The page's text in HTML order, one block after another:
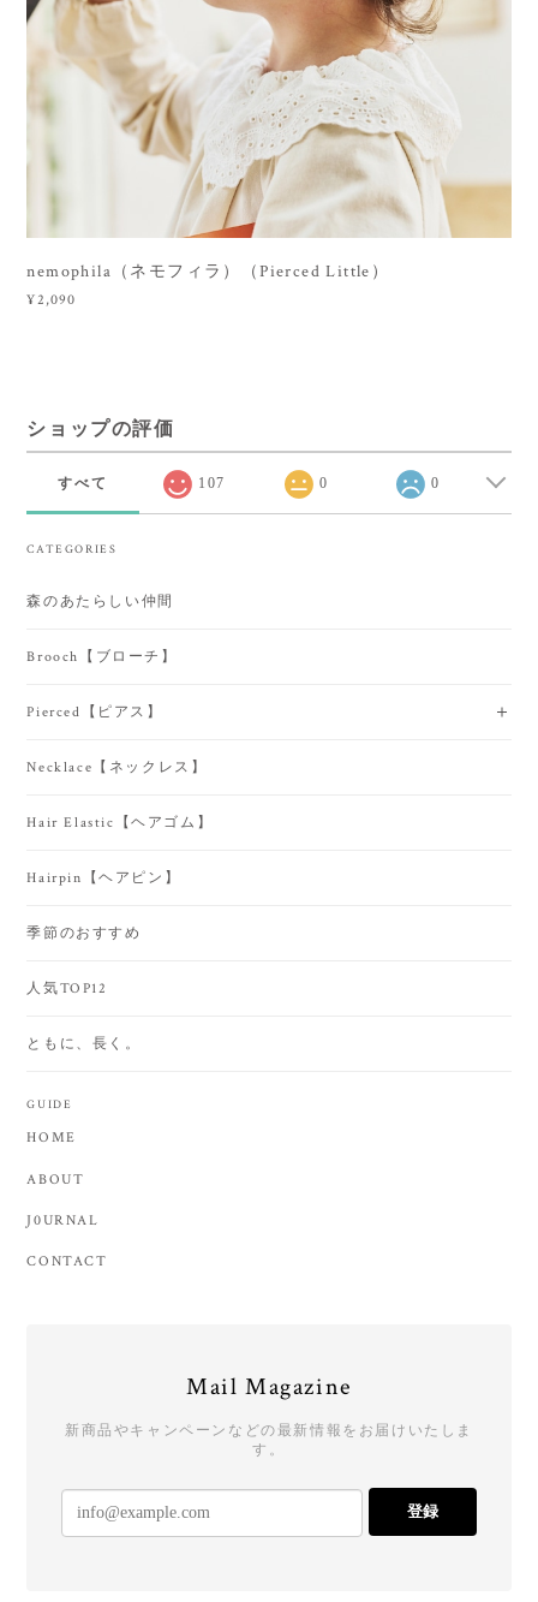
nemophila（ネモフィラ）（Pierced Little）
¥2,090
ショップの評価
すべて 107 0 0
CATEGORIES
森のあたらしい仲間
Brooch【ブローチ】
Pierced【ピアス】
Necklace【ネックレス】
Hair Elastic【ヘアゴム】
Hairpin【ヘアピン】
季節のおすすめ
人気TOP12
ともに、長く。
GUIDE
HOME
ABOUT
J0URNAL
CONTACT
Mail Magazine
新商品やキャンペーンなどの最新情報をお届けいたしま
す。
登録